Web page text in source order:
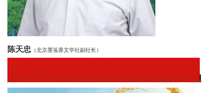
国
中
陈天忠 （北京墨笺香文学社副社长）